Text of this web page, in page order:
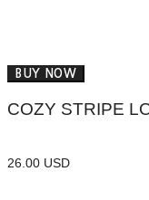
BUY NOW
COZY STRIPE
26.00 USD